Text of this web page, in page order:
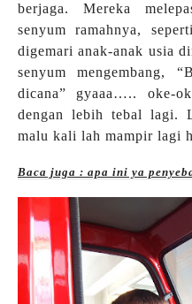
berjaga. Mereka
senyum ramahnya,
digemari anak-anak usia
senyum mengembang,
dicana” gyaaa….. oke-
dengan lebih tebal lagi.
malu kali lah mampir lagi
Baca juga : apa ini ya